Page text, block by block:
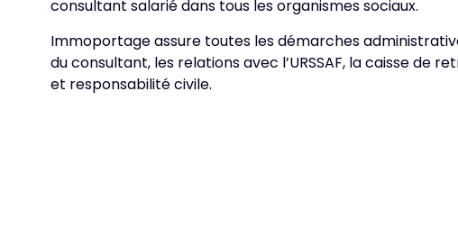
consultant salarié dans tous les organismes sociaux.
Immoportage assure toutes les démarches
du consultant, les relations avec l’URSSAF, la caisse de
et responsabilité civile.